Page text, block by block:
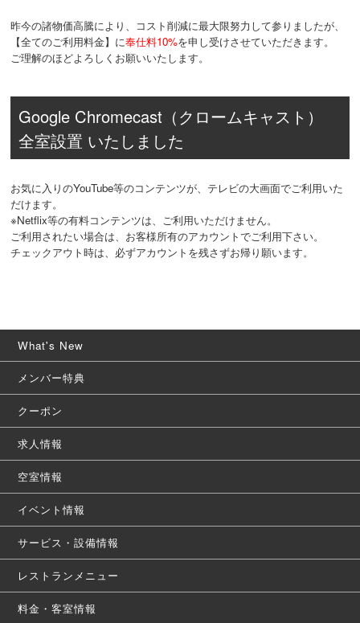
昨今の諸物価高騰により、コスト削減に最大限努力して参りましたが、
【全てのご利用料金】に奉仕料10%を申し受けさせていただきます。
ご理解のほどよろしくお願いいたします。
Google Chromecast（クロームキャスト）
全室設置 いたしました
お気に入りのYouTube等のコンテンツが、テレビの大画面でご利用いた
だけます。
※Netflix等の有料コンテンツは、ご利用いただけません。
ご利用されたい場合は、お客様所有のアカウントでご利用下さい。
チェックアウト時は、必ずアカウントを残さずお帰り願います。
What's New
メンバー特典
クーポン
求人情報
空室情報
イベント情報
サービス・設備情報
レストランメニュー
料金・客室情報